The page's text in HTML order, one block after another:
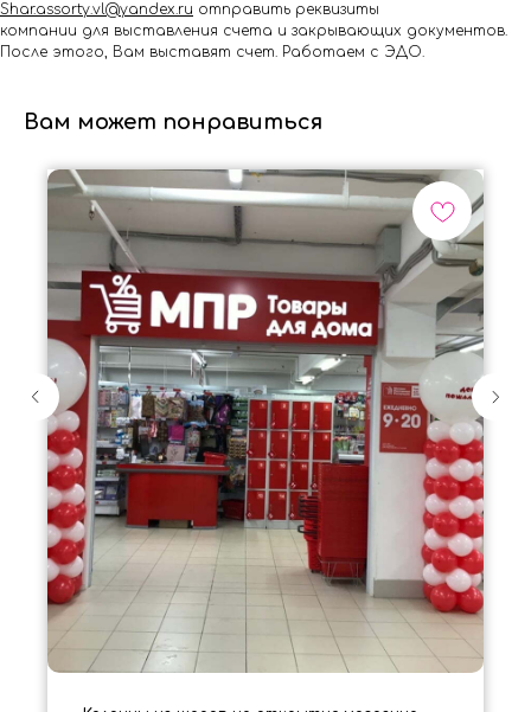
Shar.assorty.vl@yandex.ru отправить реквизиты
компании для выставления счета и закрывающих документов.
После этого, Вам выставят счет. Работаем с ЭДО.
Вам может понравиться